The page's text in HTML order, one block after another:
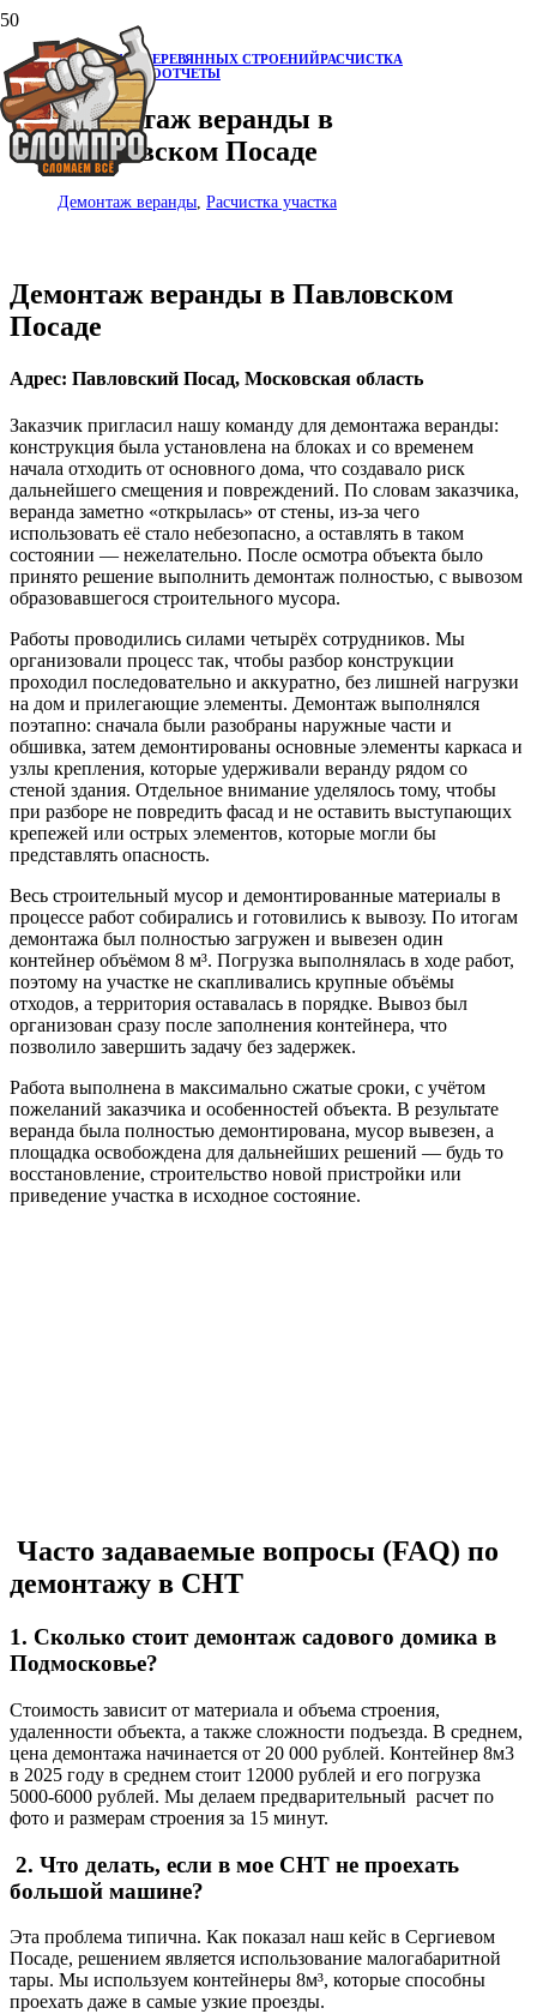
ДЕМОНТАЖ ДЕРЕВЯННЫХ СТРОЕНИЙРАСЧИСТКА
УЧАСТКАФОТООТЧЕТЫ
Демонтаж веранды в
Павловском Посаде
Демонтаж веранды, Расчистка участка
Демонтаж веранды в Павловском
Посаде
Адрес: Павловский Посад, Московская область
Заказчик пригласил нашу команду для демонтажа веранды:
конструкция была установлена на блоках и со временем
начала отходить от основного дома, что создавало риск
дальнейшего смещения и повреждений. По словам заказчика,
веранда заметно «открылась» от стены, из‑за чего
использовать её стало небезопасно, а оставлять в таком
состоянии — нежелательно. После осмотра объекта было
принято решение выполнить демонтаж полностью, с вывозом
образовавшегося строительного мусора.
Работы проводились силами четырёх сотрудников. Мы
организовали процесс так, чтобы разбор конструкции
проходил последовательно и аккуратно, без лишней нагрузки
на дом и прилегающие элементы. Демонтаж выполнялся
поэтапно: сначала были разобраны наружные части и
обшивка, затем демонтированы основные элементы каркаса и
узлы крепления, которые удерживали веранду рядом со
стеной здания. Отдельное внимание уделялось тому, чтобы
при разборе не повредить фасад и не оставить выступающих
крепежей или острых элементов, которые могли бы
представлять опасность.
Весь строительный мусор и демонтированные материалы в
процессе работ собирались и готовились к вывозу. По итогам
демонтажа был полностью загружен и вывезен один
контейнер объёмом 8 м³. Погрузка выполнялась в ходе работ,
поэтому на участке не скапливались крупные объёмы
отходов, а территория оставалась в порядке. Вывоз был
организован сразу после заполнения контейнера, что
позволило завершить задачу без задержек.
Работа выполнена в максимально сжатые сроки, с учётом
пожеланий заказчика и особенностей объекта. В результате
веранда была полностью демонтирована, мусор вывезен, а
площадка освобождена для дальнейших решений — будь то
восстановление, строительство новой пристройки или
приведение участка в исходное состояние.
Часто задаваемые вопросы (FAQ) по
демонтажу в СНТ
1. Сколько стоит демонтаж садового домика в
Подмосковье?
Стоимость зависит от материала и объема строения,
удаленности объекта, а также сложности подъезда. В среднем,
цена демонтажа начинается от 20 000 рублей. Контейнер 8м3
в 2025 году в среднем стоит 12000 рублей и его погрузка
5000-6000 рублей. Мы делаем предварительный расчет по
фото и размерам строения за 15 минут.
2. Что делать, если в мое СНТ не проехать
большой машине?
Эта проблема типична. Как показал наш кейс в Сергиевом
Посаде, решением является использование малогабаритной
тары. Мы используем контейнеры 8м³, которые способны
проехать даже в самые узкие проезды.